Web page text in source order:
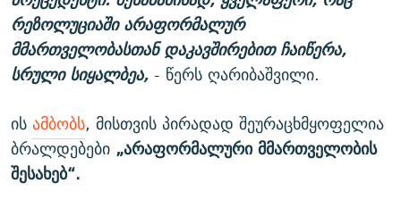
რეზოლუციაში არაფორმალურ
მმართველობასთან დაკავშირებით ჩაიწერა,
სრული სიყალბეა,- წერს ღარიბაშვილი.
ის ამბობს, მისთვის პირადად შეურაცხმყოფელია
ბრალდებები „არაფორმალური მმართველობის
შესახებ“.